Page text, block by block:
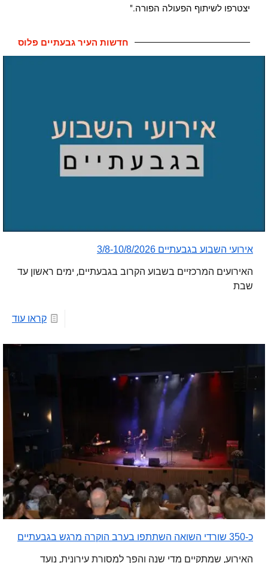
יצטרפו לשיתוף הפעולה הפורה."
חדשות העיר גבעתיים פלוס
אירועי השבוע בגבעתיים 3/8-10/8/2026
האירועים המרכזיים בשבוע הקרוב בגבעתיים, ימים ראשון עד
שבת
קראו עוד
כ-350 שורדי השואה השתתפו בערב הוקרה מרגש בגבעתיים
האירוע, שמתקיים מדי שנה והפך למסורת עירונית, נועד